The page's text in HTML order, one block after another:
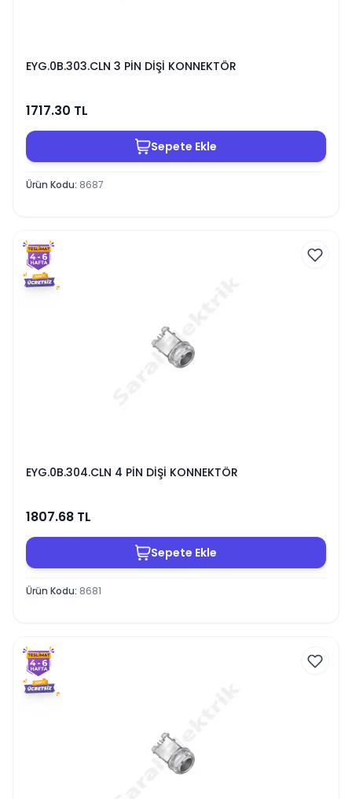
EYG.0B.303.CLN 3 PİN DİŞİ KONNEKTÖR
1717.30 TL
Sepete Ekle
Ürün Kodu: 8687
EYG.0B.304.CLN 4 PİN DİŞİ KONNEKTÖR
1807.68 TL
Sepete Ekle
Ürün Kodu: 8681